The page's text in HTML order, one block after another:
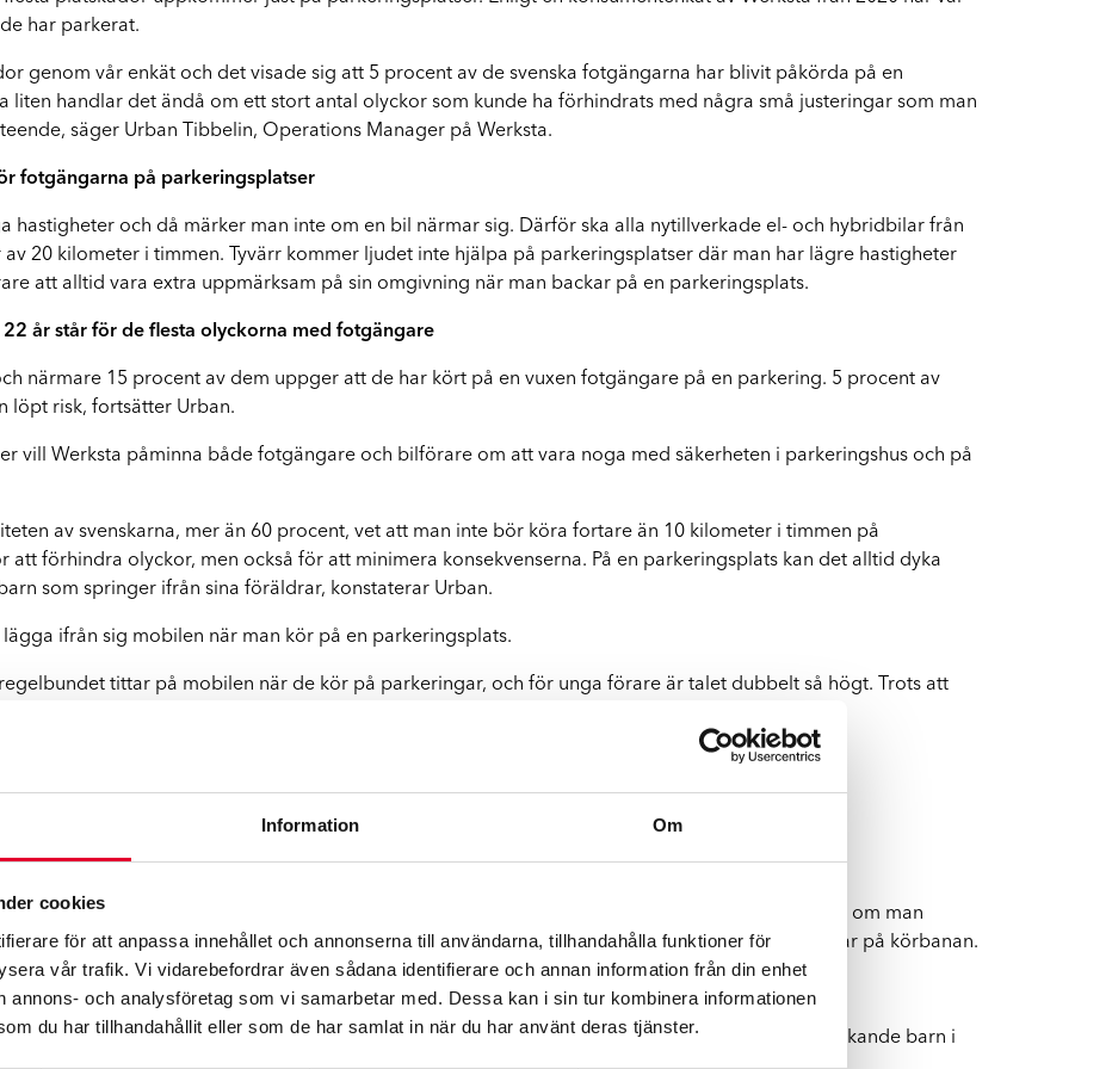
Information Om
cookies
för att anpassa innehållet och annonserna till användarna, tillhandahålla funktioner för
vår trafik. Vi vidarebefordrar även sådana identifierare och annan information från din enhet
annons- och analysföretag som vi samarbetar med. Dessa kan i sin tur kombinera informationen
du har tillhandahållit eller som de har samlat in när du har använt deras tjänster.
Boka byte av vindruta
har parkerat.
genom vår enkät och det visade sig att 5 procent av de svenska fotgängarna har blivit påkörda på en
liten handlar det ändå om ett stort antal olyckor som kunde ha förhindrats med några små justeringar som man
säger Urban Tibbelin, Operations Manager på Werksta.
fotgängarna på parkeringsplatser
hastigheter och då märker man inte om en bil närmar sig. Därför ska alla nytillverkade el- och hybridbilar från
20 kilometer i timmen. Tyvärr kommer ljudet inte hjälpa på parkeringsplatser där man har lägre hastigheter
att alltid vara extra uppmärksam på sin omgivning när man backar på en parkeringsplats.
år står för de flesta olyckorna med fotgängare
närmare 15 procent av dem uppger att de har kört på en vuxen fotgängare på en parkering. 5 procent av
löpt risk, fortsätter Urban.
vill Werksta påminna både fotgängare och bilförare om att vara noga med säkerheten i parkeringshus och på
av svenskarna, mer än 60 procent, vet att man inte bör köra fortare än 10 kilometer i timmen på
förhindra olyckor, men också för att minimera konsekvenserna. På en parkeringsplats kan det alltid dyka
som springer ifrån sina föräldrar, konstaterar Urban.
ifrån sig mobilen när man kör på en parkeringsplats.
tittar på mobilen när de kör på parkeringar, och för unga förare är talet dubbelt så högt. Trots att
odelad uppmärksamhet av oss, avslutar Urban.
parkeringar:
som gäller – i parkeringshus och på parkeringsplatser är det ofta 10 kilometer i timmen.
tvungen att backa ut från rutan. Det är alltid bättre att parkera med fronten i avfärdsriktningen.
ut från en parkeringsruta alltid lämna företräde för all trafik på körbanan. Det spelar ingen roll om man
Den som kör ut från en parkeringsruta ska också alltid lämna företräde för sådana som backar på körbanan.
drick inte till exempel kaffe när du kör.
du bäst i att gå runt bilen för att säkerställa att det inte är någon eller något bakom den. Ett lekande barn i